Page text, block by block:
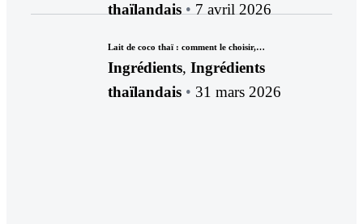
thaïlandais
7 avril 2026
Lait de coco thaï : comment le choisir,…
Ingrédients, Ingrédients
thaïlandais
31 mars 2026